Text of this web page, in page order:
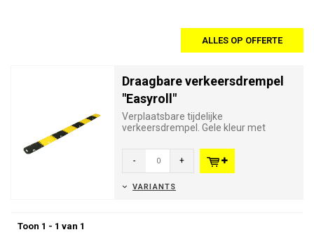
ALLES OP OFFERTE
Draagbare verkeersdrempel
"Easyroll"
Verplaatsbare tijdelijke
verkeersdrempel. Gele kleur met
zichtbaa...
- +
VARIANTS
Toon 1 - 1 van 1